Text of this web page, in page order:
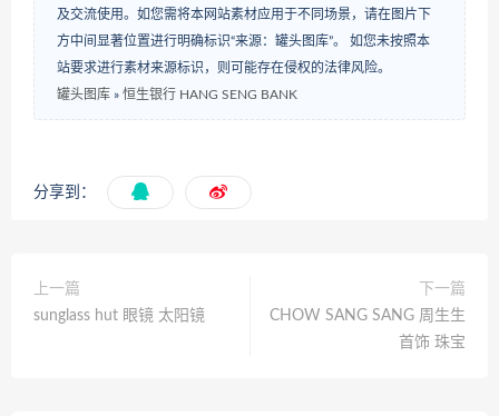
及交流使用。如您需将本网站素材应用于不同场景，请在图片下
方中间显著位置进行明确标识“来源：罐头图库”。 如您未按照本
站要求进行素材来源标识，则可能存在侵权的法律风险。
罐头图库 » 恒生银行 HANG SENG BANK
分享到：
上一篇
sunglass hut 眼镜 太阳镜
下一篇
CHOW SANG SANG 周生生
首饰 珠宝